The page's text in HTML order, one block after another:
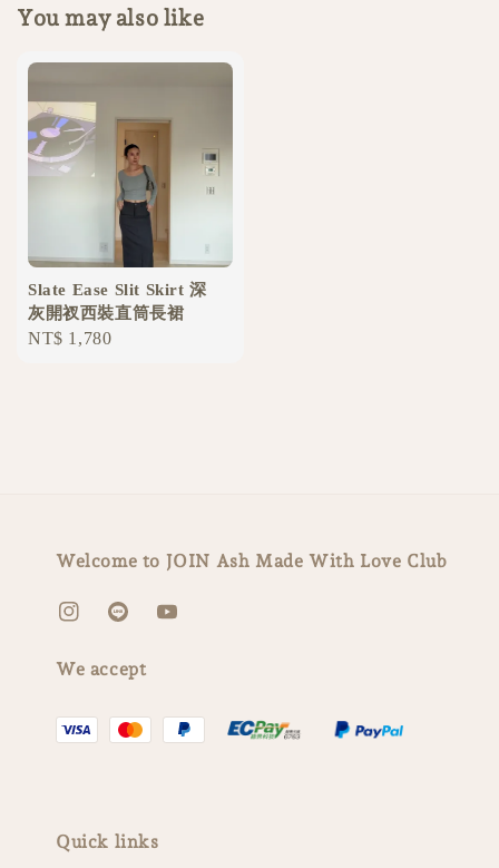
You may also like
Slate Ease Slit Skirt 深
灰開衩西裝直筒長裙
Regular
NT$ 1,780
Welcome to JOIN Ash Made With Love Club
We accept
Quick links